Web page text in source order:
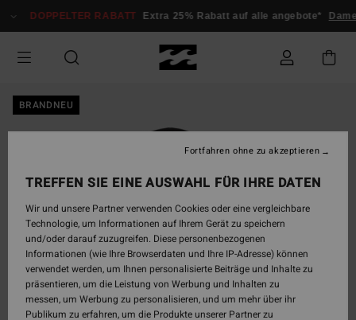
zur
springen
DOPPELTER RABATT Extra 25% Rabatt auf alle angebote* Damen
BRANDNEU
TREFFEN SIE EINE AUSWAHL FÜR IHRE DATEN
Wir und unsere Partner verwenden Cookies oder eine vergleichbare
Technologie, um Informationen auf Ihrem Gerät zu speichern
und/oder darauf zuzugreifen. Diese personenbezogenen
Informationen (wie Ihre Browserdaten und Ihre IP-Adresse) können
verwendet werden, um Ihnen personalisierte Beiträge und Inhalte zu
präsentieren, um die Leistung von Werbung und Inhalten zu
messen, um Werbung zu personalisieren, und um mehr über ihr
Publikum zu erfahren, um die Produkte unserer Partner zu
Fortfahren ohne zu akzeptieren